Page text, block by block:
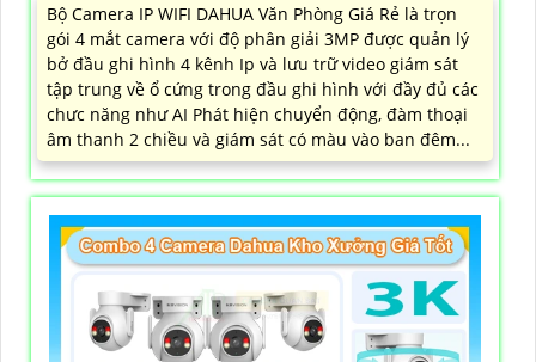
Bộ Camera IP WIFI DAHUA Văn Phòng Giá Rẻ là trọn
gói 4 mắt camera với độ phân giải 3MP được quản lý
bở đầu ghi hình 4 kênh Ip và lưu trữ video giám sát
tập trung về ổ cứng trong đầu ghi hình với đầy đủ các
chưc năng như AI Phát hiện chuyển động, đàm thoại
âm thanh 2 chiều và giám sát có màu vào ban đêm...